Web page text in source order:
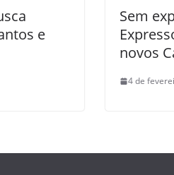
e
Sem
novos
4 de